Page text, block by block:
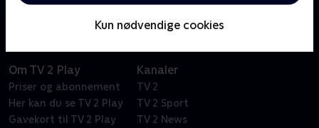
Kun nødvendige cookies
Om TV 2 Play
Priser og abonnement
Her kan du se TV 2 Play
Gavekort til TV 2 Play
Kanaler
TV 2
TV 2 Sport
TV 2 News